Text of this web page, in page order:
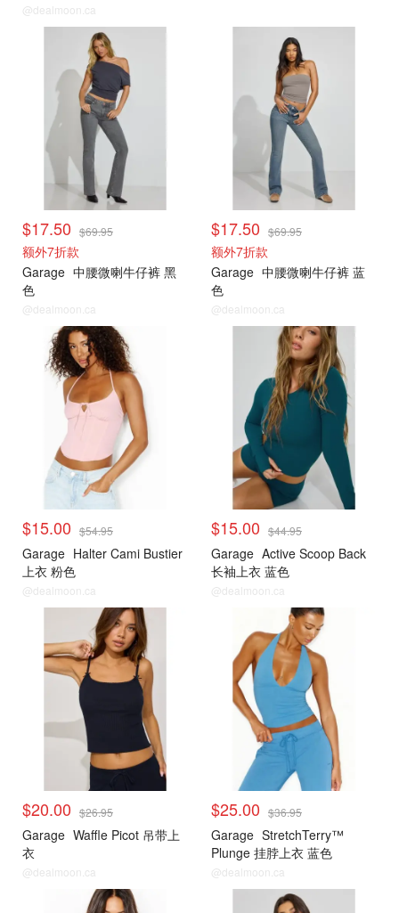
@dealmoon.ca
$17.50 $69.95
额外7折款
Garage 中腰微喇牛仔裤 黑
色
@dealmoon.ca
$17.50 $69.95
额外7折款
Garage 中腰微喇牛仔裤 蓝
色
@dealmoon.ca
<25刀合集
$15.00 $54.95
Garage Halter Cami Bustier
上衣 粉色
@dealmoon.ca
$15.00 $44.95
Garage Active Scoop Back
长袖上衣 蓝色
@dealmoon.ca
$20.00 $26.95
Garage Waffle Picot 吊带上
衣
@dealmoon.ca
$25.00 $36.95
Garage StretchTerry™
Plunge 挂脖上衣 蓝色
@dealmoon.ca